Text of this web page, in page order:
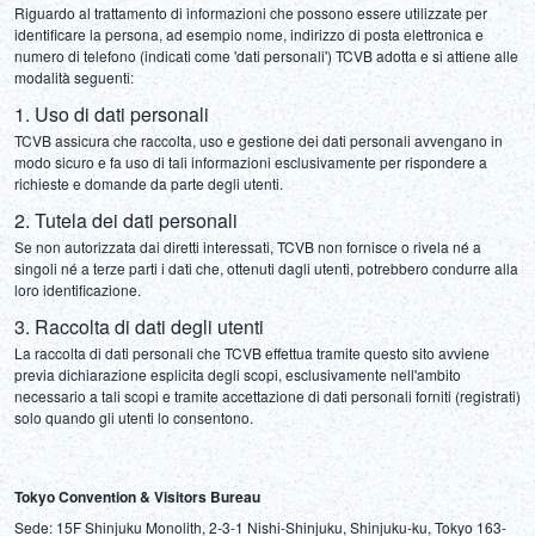
Riguardo al trattamento di informazioni che possono essere utilizzate per
identificare la persona, ad esempio nome, indirizzo di posta elettronica e
numero di telefono (indicati come 'dati personali') TCVB adotta e si attiene alle
modalità seguenti:
1. Uso di dati personali
TCVB assicura che raccolta, uso e gestione dei dati personali avvengano in
modo sicuro e fa uso di tali informazioni esclusivamente per rispondere a
richieste e domande da parte degli utenti.
2. Tutela dei dati personali
Se non autorizzata dai diretti interessati, TCVB non fornisce o rivela né a
singoli né a terze parti i dati che, ottenuti dagli utenti, potrebbero condurre alla
loro identificazione.
3. Raccolta di dati degli utenti
La raccolta di dati personali che TCVB effettua tramite questo sito avviene
previa dichiarazione esplicita degli scopi, esclusivamente nell'ambito
necessario a tali scopi e tramite accettazione di dati personali forniti (registrati)
solo quando gli utenti lo consentono.
Tokyo Convention & Visitors Bureau
Sede: 15F Shinjuku Monolith, 2-3-1 Nishi-Shinjuku, Shinjuku-ku, Tokyo 163-